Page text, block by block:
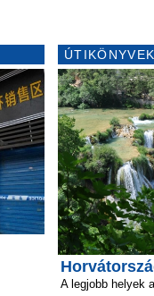
A legjobb helyek